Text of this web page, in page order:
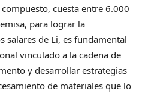
cuesta entre 6.000
para lograr la
salares de Li, es fundamental
vinculado a la cadena de
y desarrollar estrategias
de materiales que lo